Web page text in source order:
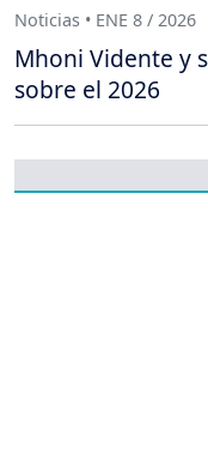
Noticias • ENE 8 / 2026
Mhoni Vidente y
sobre el 2026